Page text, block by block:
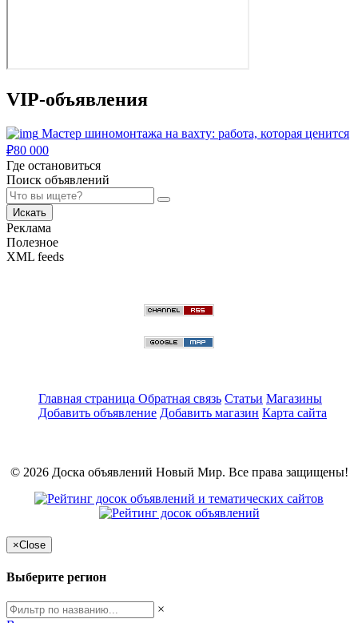
VIP-объявления
Мастер шиномонтажа на вахту: работа, которая ценится
₽80 000
Где остановиться
Поиск объявлений
Искать
Реклама
Полезное
XML feeds
Главная страница Обратная связь Статьи Магазины
Добавить объявление Добавить магазин Карта сайта
© 2026 Доска объявлений Новый Мир. Все права защищены!
×Close
Выберите регион
×